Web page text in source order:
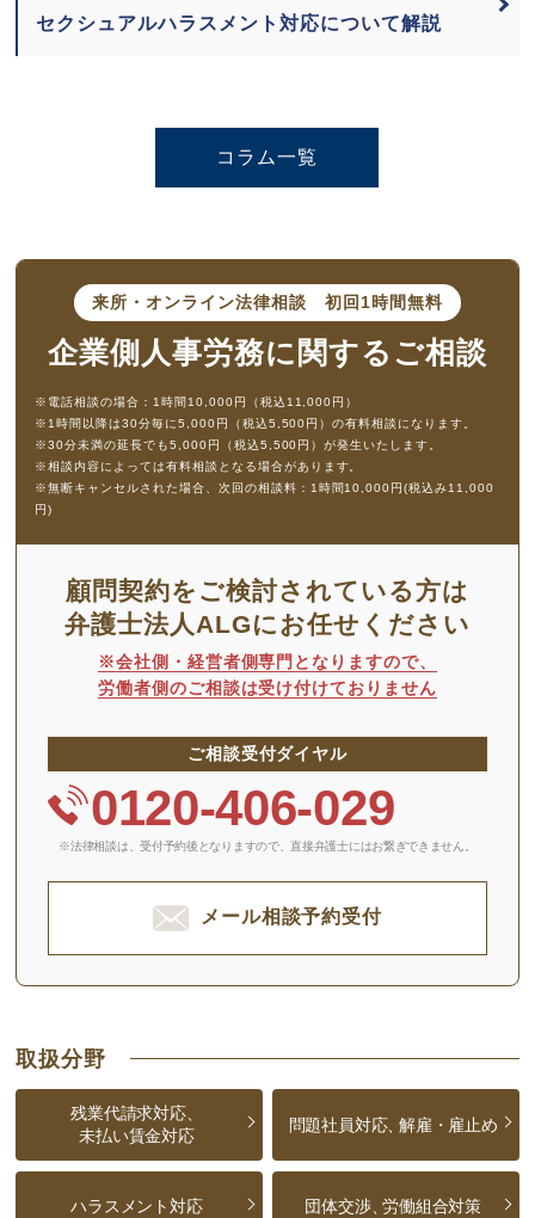
セクシュアルハラスメント対応について解説
コラム一覧
来所・オンライン法律相談 初回1時間無料
企業側人事労務に 関するご相談
※電話相談の場合：1時間10,000円（税込11,000円）
※1時間以降は30分毎に5,000円（税込5,500円）の有料相談になります。
※30分未満の延長でも5,000円（税込5,500円）が発生いたします。
※相談内容によっては有料相談となる場合があります。
※無断キャンセルされた場合、次回の相談料：1時間10,000円(税込み11,000
円)
顧問契約をご検討されている方は
弁護士法人ALGにお任せください
※会社側・経営者側専門となりますので、
労働者側のご相談は受け付けておりません
ご相談受付ダイヤル
0120-406-029
※法律相談は、受付予約後となりますので、 直接弁護士にはお繋ぎできません。
メール相談予約受付
取扱分野
残業代請求対応、
未払い賃金対応
問題社員対応、解雇・雇止め
ハラスメント対応 団体交渉、労働組合対策